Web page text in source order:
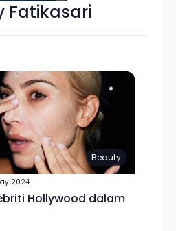
Fatikasari
Beauty
2024
Hollywood dalam